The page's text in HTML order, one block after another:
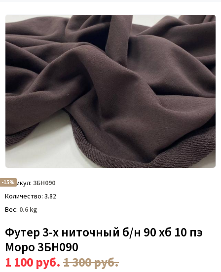
Артикул 3БН090
Количество 3.82
Вес 0.6 kg
Футер 3-х ниточный б/н 90 хб 10 пэ
Моро 3БН090
-15%
1 100руб.1 300руб.